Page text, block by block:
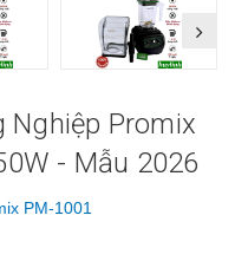
Nghiệp Promix
- Mẫu 2026
PM-1001